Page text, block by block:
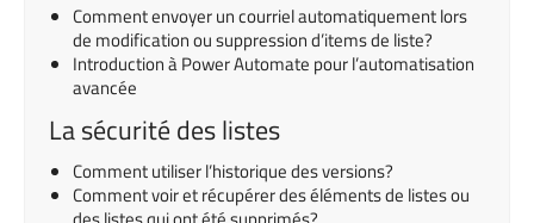
Comment envoyer un courriel automatiquement lors
de modification ou suppression d’items de liste?
Introduction à Power Automate pour l’automatisation
avancée
La sécurité des listes
Comment utiliser l’historique des versions?
Comment voir et récupérer des éléments de listes ou